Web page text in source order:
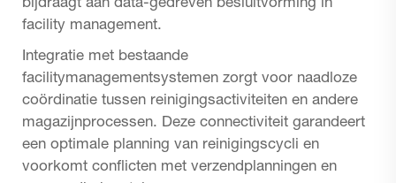
bijdraagt aan data-gedreven besluitvorming in
facility management.
Integratie met bestaande
facilitymanagementsystemen zorgt voor naadloze
coördinatie tussen reinigingsactiviteiten en andere
magazijnprocessen. Deze connectiviteit garandeert
een optimale planning van reinigingscycli en
voorkomt conflicten met verzendplanningen en